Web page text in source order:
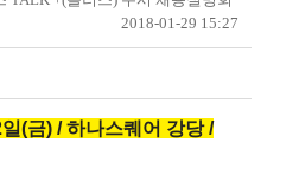
2018-01-29 15:27
(금) / 하나스퀘어 강당 /